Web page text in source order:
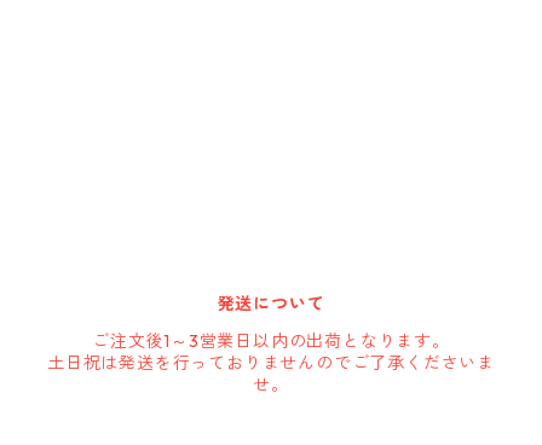
HOLSTERY
発送について
ご注文後1～3営業日以内の出荷となります。
土日祝は発送を行っておりませんのでご了承くださいま
せ。